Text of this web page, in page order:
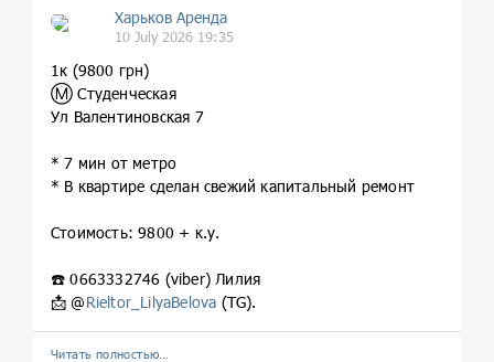
Харьков Аренда
10 July 2026 19:35
1к (9800 грн)
Ⓜ️ Студенческая
Ул Валентиновская 7
* 7 мин от метро
* В квартире сделан свежий капитальный ремонт
Стоимость: 9800 + к.у.
☎️ 0663332746 (viber) Лилия
📩 @Rieltor_LilyaBelova (TG).
Читать полностью…